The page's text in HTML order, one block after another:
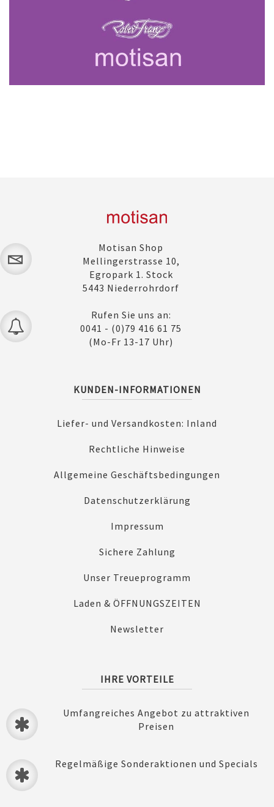
Motisan Shop
Mellingerstrasse 10,
Egropark 1. Stock
5443 Niederrohrdorf
Rufen Sie uns an:
0041 - (0)79 416 61 75
(Mo-Fr 13-17 Uhr)
KUNDEN-INFORMATIONEN
Liefer- und Versandkosten: Inland
Rechtliche Hinweise
Allgemeine Geschäftsbedingungen
Datenschutzerklärung
Impressum
Sichere Zahlung
Unser Treueprogramm
Laden & ÖFFNUNGSZEITEN
Newsletter
IHRE VORTEILE
Umfangreiches Angebot zu attraktiven
Preisen
Regelmäßige Sonderaktionen und Specials